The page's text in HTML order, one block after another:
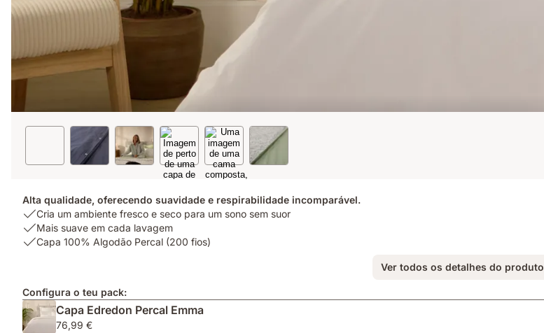
Alta qualidade, oferecendo suavidade e respirabilidade incomparável.
USP
1:
Cria
e
seco
para
Cria um ambiente fresco e seco para um sono sem suor
USP
2:
cada
lavagem
Mais suave em cada lavagem
USP
Algodão
Percal
(200
Capa 100% Algodão Percal (200 fios)
Ver todos os detalhes do produto
Configura o teu pack:
Capa Edredon Percal Emma
76,99 €